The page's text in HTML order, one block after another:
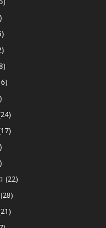
(22)
(28)